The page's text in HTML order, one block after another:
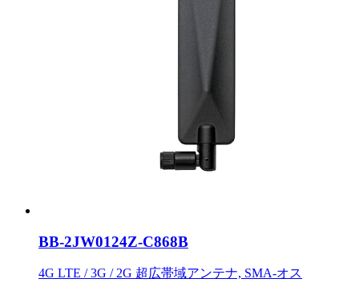
BB-2JW0124Z-C868B
4G LTE / 3G / 2G 超広帯域アンテナ, SMA-オス